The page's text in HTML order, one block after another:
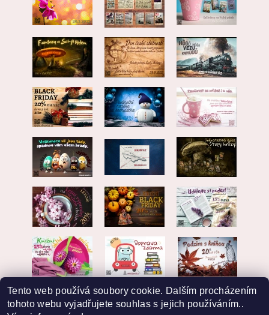
Tento web používá soubory cookie. Dalším procházením
tohoto webu vyjadřujete souhlas s jejich používáním..